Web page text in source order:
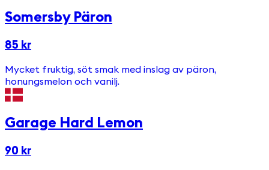
Somersby Päron
85 kr
Mycket fruktig, söt smak med inslag av päron,
honungsmelon och vanilj.
Garage Hard Lemon
90 kr